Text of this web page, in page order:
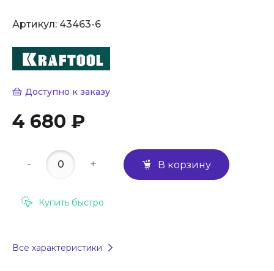
Артикул: 43463-6
Доступно к заказу
4 680 ₽
- + В корзину
Купить быстро
Все характеристики